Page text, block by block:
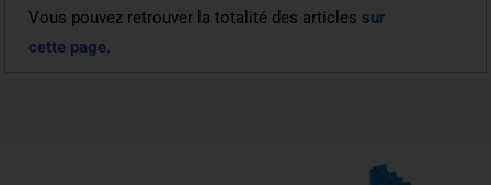
Vous pouvez retrouver la totalité des articles sur
cette page.